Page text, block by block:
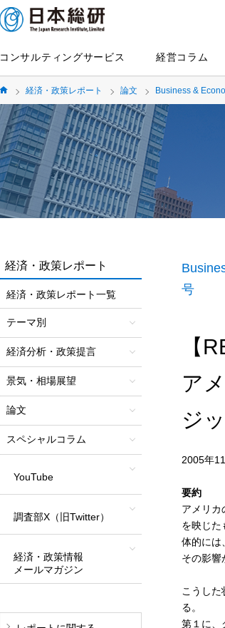
コンサルティングサービス 経営コラム
経済・政策レポート 論文 Business &
号
【
ア
ジ
2005年
要約
アメリカ
を映じた
体的には
その影響
こうし
る。
第１に、
経済・政策レポート
経済・政策レポート一覧
テーマ別
経済分析・政策提言
景気・相場展望
論文
スペシャルコラム
YouTube
調査部X（旧Twitter）
経済・政策情報
メールマガジン